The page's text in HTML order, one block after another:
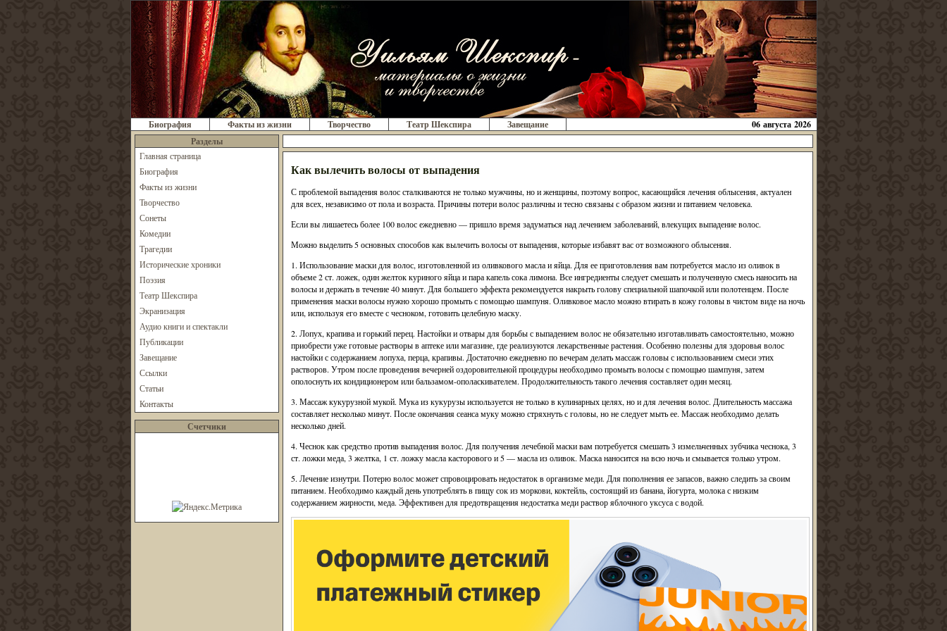
Биография Факты из жизни Творчество Театр Шекспира Завещание
06 августа 2026
Разделы
Главная страница
Биография
Факты из жизни
Творчество
Сонеты
Комедии
Трагедии
Исторические хроники
Поэзия
Театр Шекспира
Экранизация
Аудио книги и спектакли
Публикации
Завещание
Ссылки
Статьи
Контакты
Счетчики
Как вылечить волосы от выпадения
С проблемой выпадения волос сталкиваются не только мужчины, но и женщины, поэтому вопрос, касающийся лечения облысения, актуален
для всех, независимо от пола и возраста. Причины потери волос различны и тесно связаны с образом жизни и питанием человека.
Если вы лишаетесь более 100 волос ежедневно — пришло время задуматься над лечением заболеваний, влекущих выпадение волос.
Можно выделить 5 основных способов как вылечить волосы от выпадения, которые избавят вас от возможного облысения.
1. Использование маски для волос, изготовленной из оливкового масла и яйца. Для ее приготовления вам потребуется масло из оливок в
объеме 2 ст. ложек, один желток куриного яйца и пара капель сока лимона. Все ингредиенты следует смешать и полученную смесь наносить на
волосы и держать в течение 40 минут. Для большего эффекта рекомендуется накрыть голову специальной шапочкой или полотенцем. После
применения маски волосы нужно хорошо промыть с помощью шампуня. Оливковое масло можно втирать в кожу головы в чистом виде на ночь
или, используя его вместе с чесноком, готовить целебную маску.
2. Лопух, крапива и горький перец. Настойки и отвары для борьбы с выпадением волос не обязательно изготавливать самостоятельно, можно
приобрести уже готовые растворы в аптеке или магазине, где реализуются лекарственные растения. Особенно полезны для здоровья волос
настойки с содержанием лопуха, перца, крапивы. Достаточно ежедневно по вечерам делать массаж головы с использованием смеси этих
растворов. Утром после проведения вечерней оздоровительной процедуры необходимо промыть волосы с помощью шампуня, затем
ополоснуть их кондиционером или бальзамом-ополаскивателем. Продолжительность такого лечения составляет один месяц.
3. Массаж кукурузной мукой. Мука из кукурузы используется не только в кулинарных целях, но и для лечения волос. Длительность массажа
составляет несколько минут. После окончания сеанса муку можно стряхнуть с головы, но не следует мыть ее. Массаж необходимо делать
несколько дней.
4. Чеснок как средство против выпадения волос. Для получения лечебной маски вам потребуется смешать 3 измельченных зубчика чеснока, 3
ст. ложки меда, 3 желтка, 1 ст. ложку масла касторового и 5 — масла из оливок. Маска наносится на всю ночь и смывается только утром.
5. Лечение изнутри. Потерю волос может спровоцировать недостаток в организме меди. Для пополнения ее запасов, важно следить за своим
питанием. Необходимо каждый день употреблять в пищу сок из моркови, коктейль, состоящий из банана, йогурта, молока с низким
содержанием жирности, меда. Эффективен для предотвращения недостатка меди раствор яблочного уксуса с водой.